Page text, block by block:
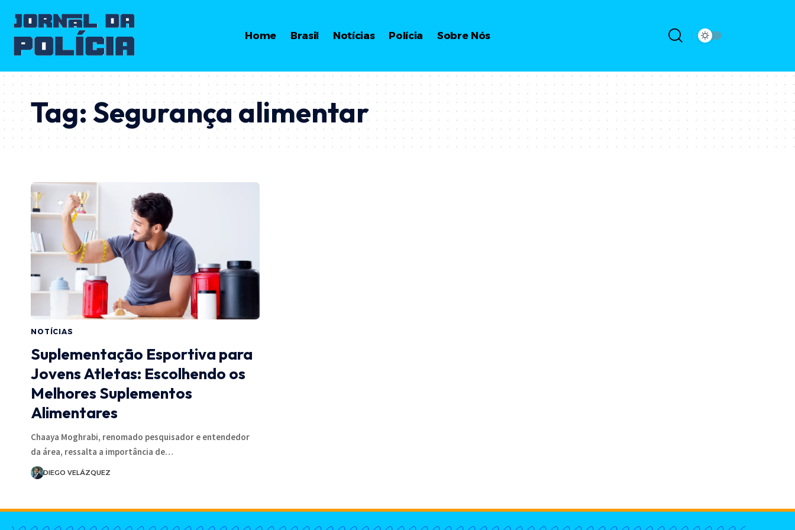
Home Brasil Notícias Polícia Sobre Nós
Tag:Segurança alimentar
NOTÍCIAS
Suplementação Esportiva para
Jovens Atletas: Escolhendo os
Melhores Suplementos
Alimentares
Chaaya Moghrabi, renomado pesquisador e entendedor
da área, ressalta a importância de…
DIEGO VELÁZQUEZ